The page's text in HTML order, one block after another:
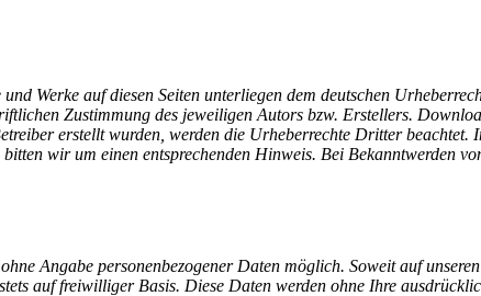
Werke auf diesen Seiten unterliegen dem deutschen
Zustimmung des jeweiligen Autors bzw. Erstellers.
erstellt wurden, werden die Urheberrechte Dritter
wir um einen entsprechenden Hinweis. Bei Bekanntwerden
Angabe personenbezogener Daten möglich. Soweit auf
auf freiwilliger Basis. Diese Daten werden ohne Ihre